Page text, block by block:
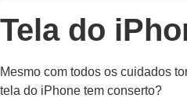
Tela do
Mesmo com todos os cuidados
tela do iPhone tem conserto?